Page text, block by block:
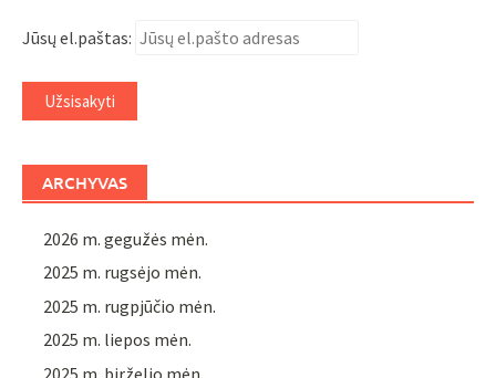
Jūsų el.paštas:
ARCHYVAS
2026 m. gegužės mėn.
2025 m. rugsėjo mėn.
2025 m. rugpjūčio mėn.
2025 m. liepos mėn.
2025 m. birželio mėn.